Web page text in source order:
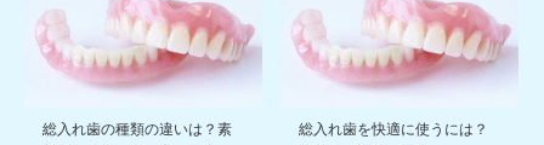
総入れ歯の種類の違いは？素
総入れ歯を快適に使うには？